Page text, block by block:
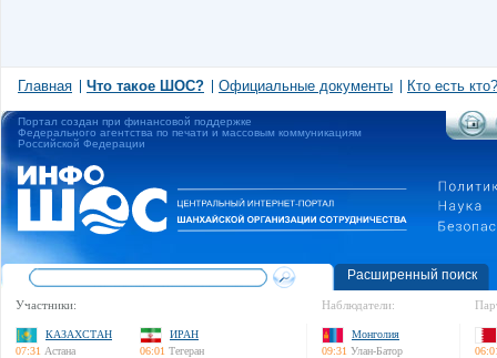
Главная Что такое ШОС? Официальные документы Кто есть кто?
Портал создан при финансовой поддержке
Федерального агентства по печати и массовым коммуникациям
Российской Федерации
Расширенный поиск
Участники:
КАЗАХСТАН
07:31 Астана
ИРАН
06:01 Тегеран
Наблюдатели:
Монголия
09:31 Улан-Батор